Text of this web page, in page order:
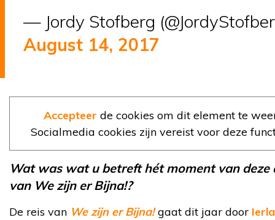
— Jordy Stofberg
August 14, 2017
Accepteer de cookies om dit element te
Socialmedia cookies zijn vereist voor deze
Wat was wat u betreft hét moment van deze
van We zijn er Bijna!?
De reis van We zijn er Bijna!gaat dit jaar door